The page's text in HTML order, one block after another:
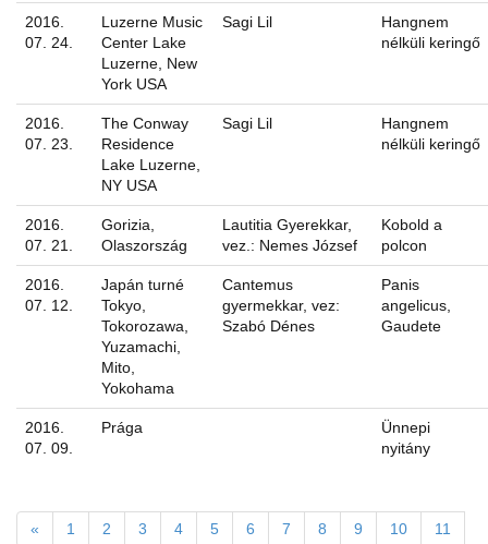
2016.
07. 24.
Luzerne Music
Center Lake
Luzerne, New
York USA
Sagi Lil
Hangnem
nélküli keringő
2016.
07. 23.
The Conway
Residence
Lake Luzerne,
NY USA
Sagi Lil
Hangnem
nélküli keringő
2016.
07. 21.
Gorizia,
Olaszország
Lautitia Gyerekkar,
vez.: Nemes József
Kobold a
polcon
2016.
07. 12.
Japán turné
Tokyo,
Tokorozawa,
Yuzamachi,
Mito,
Yokohama
Cantemus
gyermekkar, vez:
Szabó Dénes
Panis
angelicus,
Gaudete
2016.
07. 09.
Prága
Ünnepi
nyitány
« 1 2 3 4 5 6 7 8 9 10 11